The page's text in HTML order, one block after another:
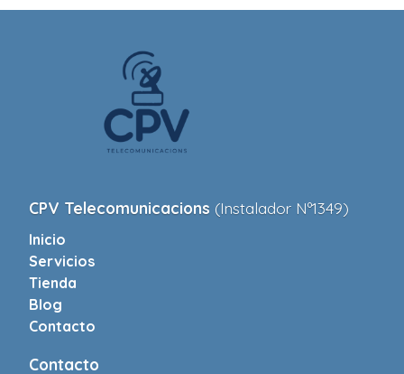
CPV Telecomunicacions (Instalador Nº1349)
Inicio
Servicios
Tienda
Blog
Contacto
Contacto